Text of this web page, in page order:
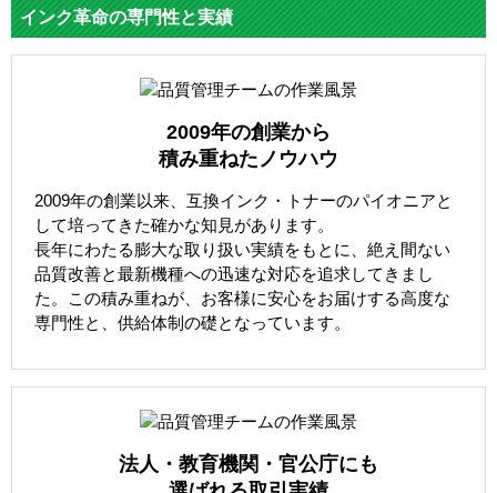
インク革命の専門性と実績
2009年の創業から
積み重ねたノウハウ
2009年の創業以来、互換インク・トナーのパイオニアと
して培ってきた確かな知見があります。
長年にわたる膨大な取り扱い実績をもとに、絶え間ない
品質改善と最新機種への迅速な対応を追求してきまし
た。この積み重ねが、お客様に安心をお届けする高度な
専門性と、供給体制の礎となっています。
法人・教育機関・官公庁にも